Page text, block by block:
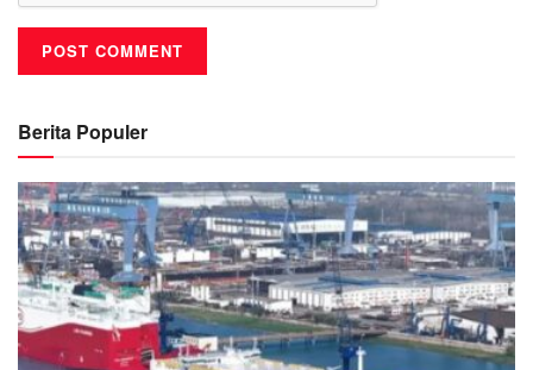
Berita Populer